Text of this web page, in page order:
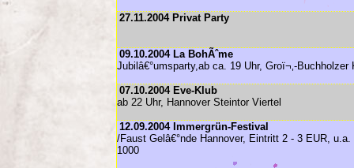
27.11.2004 Privat Party
09.10.2004 La BohÃˆme
Jubilâ€°umsparty,ab ca. 19 Uhr, Groï¬‚-Buchholzer
07.10.2004 Eve-Klub
ab 22 Uhr, Hannover Steintor Viertel
12.09.2004 Immergrün-Festival
/Faust Gelâ€°nde Hannover, Eintritt 2 - 3 EUR,
1000